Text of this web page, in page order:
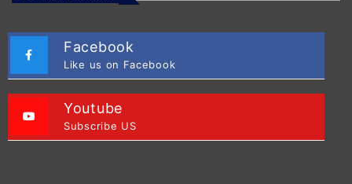
Facebook
Like us on Facebook
Youtube
Subscribe US